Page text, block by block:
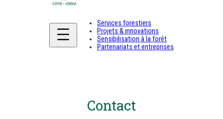
DE
Services forestiers
Projets & innovations
Sensibilisation à la forêt
Partenariats et entreprises
Contact